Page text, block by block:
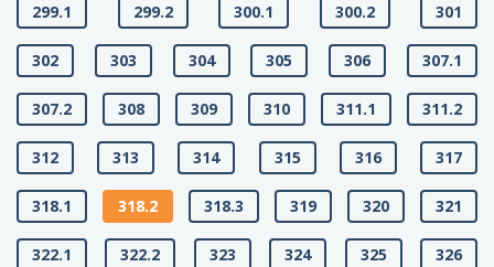
299.1 299.2 300.1 300.2 301
302 303 304 305 306 307.1
307.2 308 309 310 311.1 311.2
312 313 314 315 316 317
318.1 318.2 318.3 319 320 321
322.1 322.2 323 324 325 326